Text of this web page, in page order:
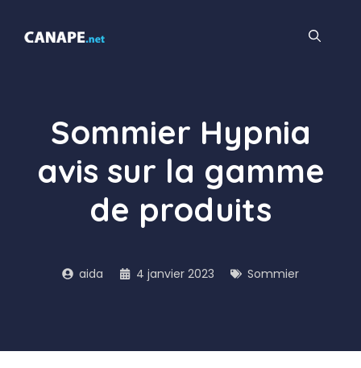
contenu
Sommier Hypnia
avis sur la gamme
de produits
aida 4 janvier 2023 Sommier